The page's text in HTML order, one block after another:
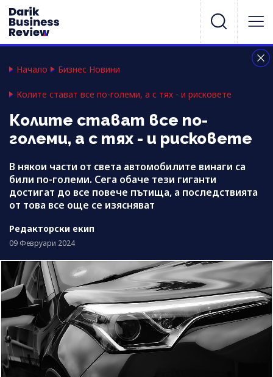
Начало Бизнес Новини
Колите стават все по-големи, а с тях - и рисковете
Колите стават все по-
големи, а с тях - и рисковете
В някои части от света автомобилите винаги са
били по-големи. Сега обаче тези гиганти
достигат до все повече пътища, а последствията
от това все още се изясняват
Редакторски екип
09 Февруари 2024